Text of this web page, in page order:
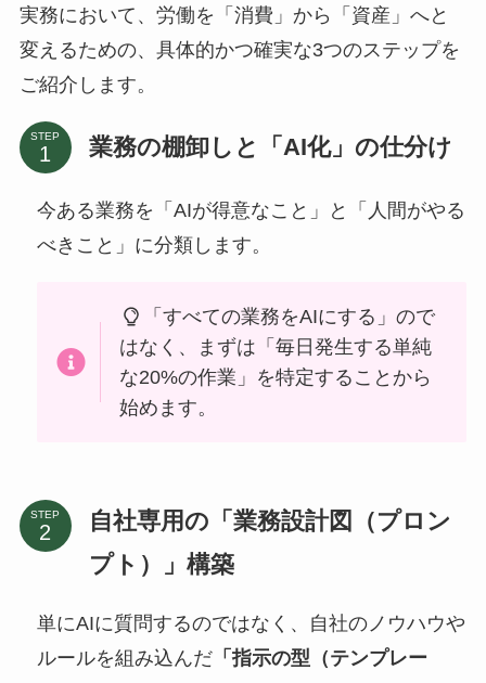
実務において、労働を「消費」から「資産」へと
変えるための、具体的かつ確実な3つのステップを
ご紹介します。
STEP 業務の棚卸しと「AI化」の仕分け
今ある業務を「AIが得意なこと」と「人間がやる
べきこと」に分類します。
「すべての業務をAIにする」ので
はなく、まずは「毎日発生する単純
な20%の作業」を特定することから
始めます。
STEP
自社専用の「業務設計図（プロン
プト）」構築
単にAIに質問するのではなく、自社のノウハウや
ルールを組み込んだ「指示の型（テンプレー